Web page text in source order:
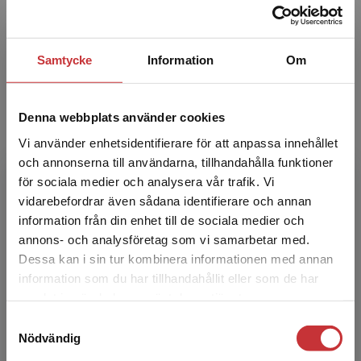
Samtycke Information Om
Denna webbplats använder cookies
Vi använder enhetsidentifierare för att anpassa innehållet
och annonserna till användarna, tillhandahålla funktioner
för sociala medier och analysera vår trafik. Vi
vidarebefordrar även sådana identifierare och annan
information från din enhet till de sociala medier och
annons- och analysföretag som vi samarbetar med.
Dessa kan i sin tur kombinera informationen med annan
information som du har tillhandahållit eller som de har
Nödvändig
Begränsad fraktregion
Det verkar som att du besöker
studentlitteratur.se via en enhet utanför Sverige.
Vi erbjuder inte leveranser utanför Sverige. För
att kunna slutföra ett köp måste
Han är lärare och forskare inom redovisning och
Elin Funck
Elin K. Funck är docent i företagsekonomi vid
Linnéuniversitetet i Växjö. Hon forskar och
undervisar i ekonomistyrning, speciellt
kalkylering och p...